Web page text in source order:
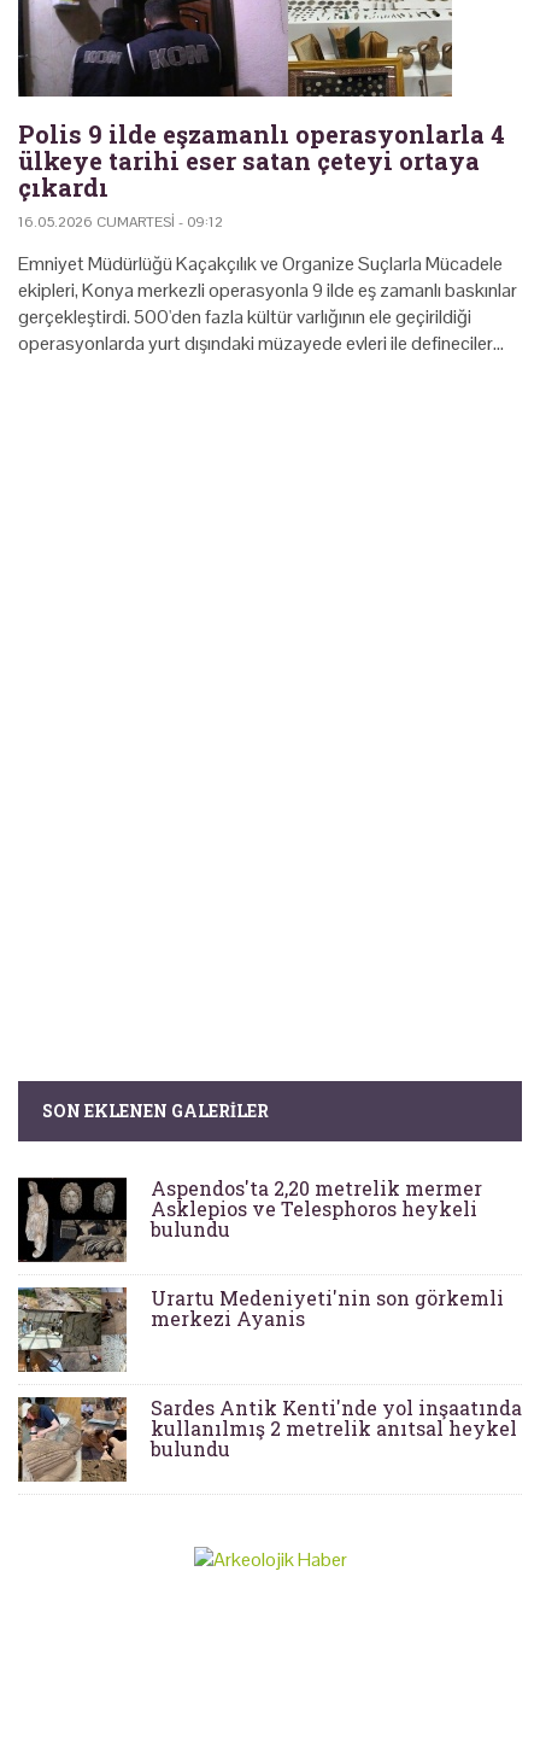
Polis 9 ilde eşzamanlı operasyonlarla 4
ülkeye tarihi eser satan çeteyi ortaya
çıkardı
16.05.2026 CUMARTESI - 09:12
Emniyet Müdürlüğü Kaçakçılık ve Organize Suçlarla Mücadele
ekipleri, Konya merkezli operasyonla 9 ilde eş zamanlı baskınlar
gerçekleştirdi. 500'den fazla kültür varlığının ele geçirildiği
operasyonlarda yurt dışındaki müzayede evleri ile defineciler…
SON EKLENEN GALERILER
Aspendos'ta 2,20 metrelik mermer
Asklepios ve Telesphoros heykeli
bulundu
Urartu Medeniyeti'nin son görkemli
merkezi Ayanis
Sardes Antik Kenti'nde yol inşaatında
kullanılmış 2 metrelik anıtsal heykel
bulundu